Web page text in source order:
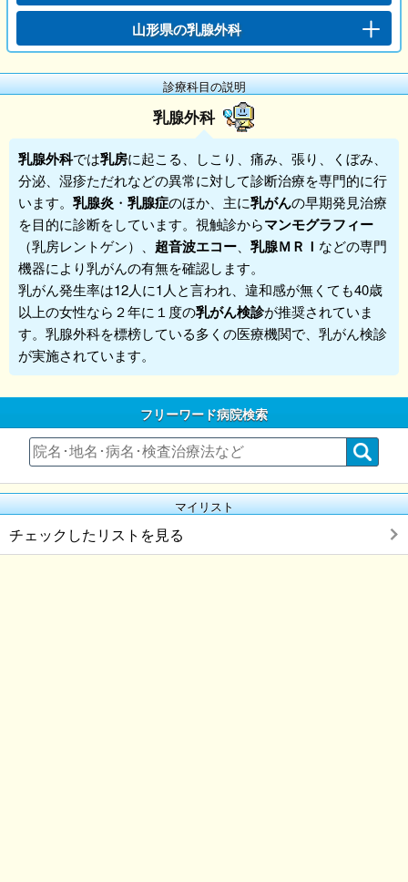
山形県の乳腺外科
診療科目の説明
乳腺外科
乳腺外科では乳房に起こる、しこり、痛み、張り、くぼみ、
分泌、湿疹ただれなどの異常に対して診断治療を専門的に行
います。 乳腺炎 ・ 乳腺症のほか、主に乳がんの早期発見治療
を目的に診断をしています。視触診からマンモグラフィー
（乳房レントゲン）、 超音波エコー 乳腺ＭＲＩ などの専門
機器により乳がんの有無を確認します。
乳がん発生率は12人に1人と言われ、違和感が無くても40歳
以上の女性なら２年に１度の乳がん検診が推奨されていま
す。乳腺外科を標榜している多くの医療機関で、乳がん検診
が実施されています。
フリーワード病院検索
マイリスト
チェックしたリストを見る